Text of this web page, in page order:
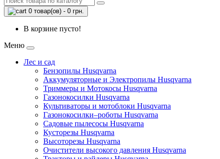
0 товар(ов) - 0 грн.
В корзине пусто!
Меню
Лес и сад
Бензопилы Husqvarna
Аккумуляторные и Электропилы Нusqvarna
Триммеры и Мотокосы Нusqvarna
Газонокосилки Husqvarna
Культиваторы и мотоблоки Husqvarna
Газонокосилки–роботы Husqvarna
Садовые пылесосы Husqvarna
Кусторезы Husqvarna
Высоторезы Husqvarna
Очистители высокого давления Husqvarna